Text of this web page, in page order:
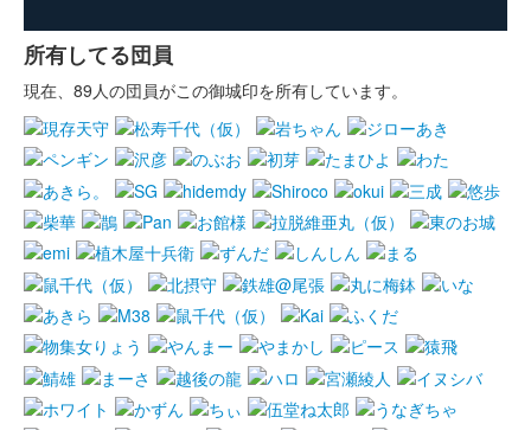
所有してる団員
現在、89人の団員がこの御城印を所有しています。